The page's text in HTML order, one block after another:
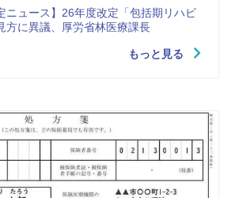
ニュース】26年度改定「包括期リハビ
方に異議、厚労省林医療課長
もっと見る